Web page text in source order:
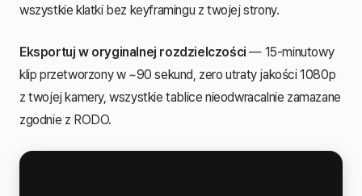
wszystkie klatki bez keyframingu z twojej strony.
Eksportuj w oryginalnej rozdzielczości — 15-minutowy
klip przetworzony w ~90 sekund, zero utraty jakości 1080p
z twojej kamery, wszystkie tablice nieodwracalnie zamazane
zgodnie z RODO.